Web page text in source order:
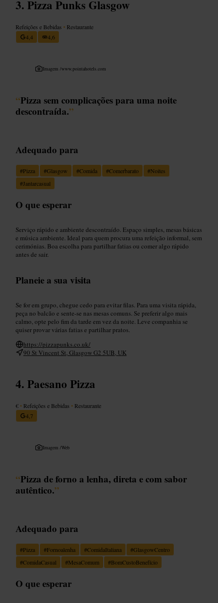
Pizza Punks Glasgow
Refeições e Bebidas • Restaurante
4,4
4,6
Imagem /www.pointahotels.com
“Pizza sem complicações para uma noite
descontraída.”
Adequado para
#Pizza #Glasgow #Comida #Comerbarato #Noites
#Jantarcasual
O que esperar
Serviço rápido e ambiente descontraído. Espaço simples, mesas básicas
e música ambiente. Ideal para quem procura uma refeição informal, sem
cerimónias. Boa escolha para partilhar fatias ou comer algo rápido
antes de sair.
Planeie a sua visita
Se for em grupo, chegue cedo para evitar filas. Para uma visita rápida,
peça no balcão e sente-se nas mesas comuns. Se preferir algo mais
calmo, opte pelo fim da tarde em vez da noite. Leve companhia se
quiser provar várias fatias e partilhar pratos.
https://pizzapunks.co.uk/
90 St Vincent St, Glasgow G2 5UB, UK
Paesano Pizza
€ • Refeições e Bebidas • Restaurante
4,7
Imagem /Web
“Pizza de forno a lenha, direta e com sabor
autêntico.”
Adequado para
#Pizza #Fornoalenha #ComidaItaliana #GlasgowCentro
#ComidaCasual #MesaComum #BomCustoBenefício
O que esperar